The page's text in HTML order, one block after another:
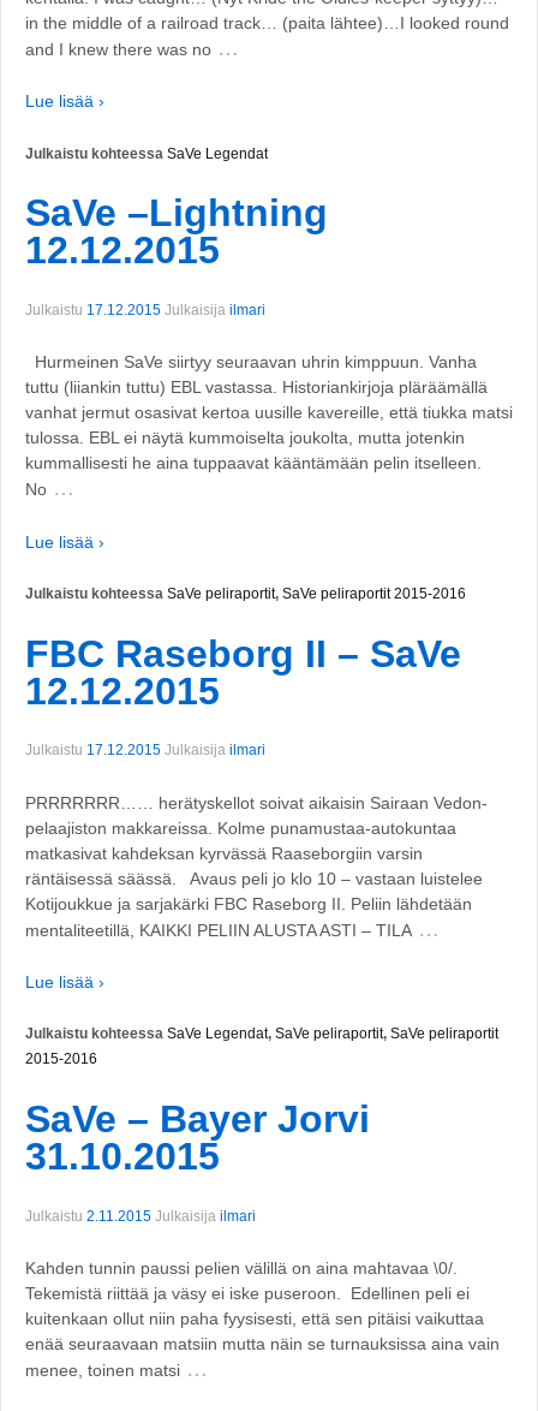
in the middle of a railroad track… (paita lähtee)…I looked round
and I knew there was no …
Lue lisää ›
Julkaistu kohteessa SaVe Legendat
SaVe –Lightning
12.12.2015
Julkaistu 17.12.2015 Julkaisija ilmari
Hurmeinen SaVe siirtyy seuraavan uhrin kimppuun. Vanha
tuttu (liiankin tuttu) EBL vastassa. Historiankirjoja pläräämällä
vanhat jermut osasivat kertoa uusille kavereille, että tiukka matsi
tulossa. EBL ei näytä kummoiselta joukolta, mutta jotenkin
kummallisesti he aina tuppaavat kääntämään pelin itselleen.
No …
Lue lisää ›
Julkaistu kohteessa SaVe peliraportit, SaVe peliraportit 2015-2016
FBC Raseborg II – SaVe
12.12.2015
Julkaistu 17.12.2015 Julkaisija ilmari
PRRRRRRR…… herätyskellot soivat aikaisin Sairaan Vedon-
pelaajiston makkareissa. Kolme punamustaa-autokuntaa
matkasivat kahdeksan kyrvässä Raaseborgiin varsin
räntäisessä säässä. Avaus peli jo klo 10 – vastaan luistelee
Kotijoukkue ja sarjakärki FBC Raseborg II. Peliin lähdetään
mentaliteetillä, KAIKKI PELIIN ALUSTA ASTI – TILA …
Lue lisää ›
Julkaistu kohteessa SaVe Legendat, SaVe peliraportit, SaVe peliraportit
2015-2016
SaVe – Bayer Jorvi
31.10.2015
Julkaistu 2.11.2015 Julkaisija ilmari
Kahden tunnin paussi pelien välillä on aina mahtavaa \0/.
Tekemistä riittää ja väsy ei iske puseroon. Edellinen peli ei
kuitenkaan ollut niin paha fyysisesti, että sen pitäisi vaikuttaa
enää seuraavaan matsiin mutta näin se turnauksissa aina vain
menee, toinen matsi …